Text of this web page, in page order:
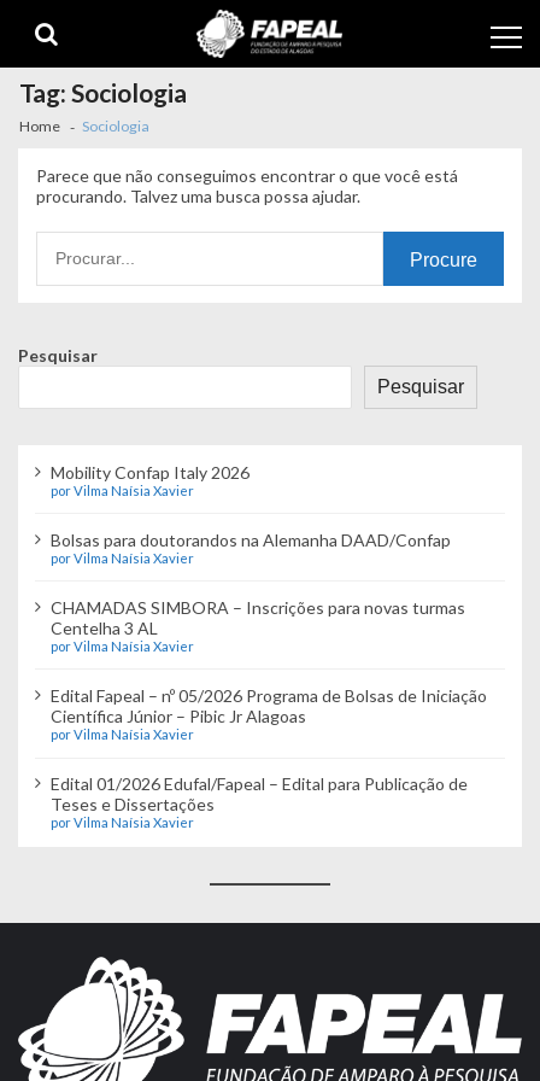
navigation
content
Tag:Sociologia
Home Sociologia
Parece que não conseguimos encontrar o que você está
procurando. Talvez uma busca possa ajudar.
por:
Pesquisar
Pesquisar
Mobility Confap Italy 2026
por Vilma Naísia Xavier
Bolsas para doutorandos na Alemanha DAAD/Confap
por Vilma Naísia Xavier
CHAMADAS SIMBORA – Inscrições para novas turmas
Centelha 3 AL
por Vilma Naísia Xavier
Edital Fapeal – nº 05/2026 Programa de Bolsas de Iniciação
Científica Júnior – Pibic Jr Alagoas
por Vilma Naísia Xavier
Edital 01/2026 Edufal/Fapeal – Edital para Publicação de
Teses e Dissertações
por Vilma Naísia Xavier